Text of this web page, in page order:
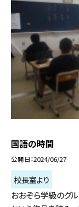
国語の時間
公開日 2024/06/27
校長室より
おおぞら学級のグ